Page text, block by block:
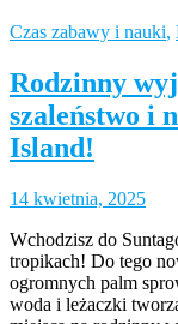
Czas zabawy i nauki,
Rodzinny
szaleństwo i
Island!
14 kwietnia, 2025
Wchodzisz do
tropikach! Do tego
ogromnych palm
woda i leżaczki